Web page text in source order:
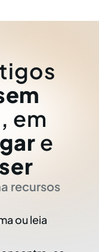
, em
e
recursos
ou leia